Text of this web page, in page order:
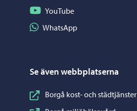
Följ på YouTube
YouTube
Dela på WhatsApp
WhatsApp
Se även webbplatserna
Borgå kost- och städtjänster